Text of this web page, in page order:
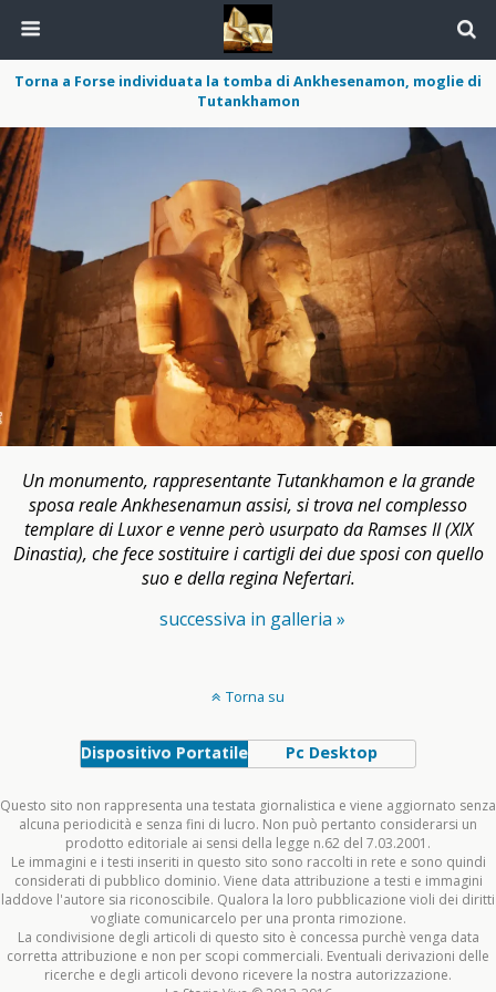
Torna a Forse individuata la tomba di Ankhesenamon, moglie di
Tutankhamon
Un monumento, rappresentante Tutankhamon e la grande
sposa reale Ankhesenamun assisi, si trova nel complesso
templare di Luxor e venne però usurpato da Ramses II (XIX
Dinastia), che fece sostituire i cartigli dei due sposi con quello
suo e della regina Nefertari.
successiva in galleria »
Torna su
Dispositivo Portatile Pc Desktop
Questo sito non rappresenta una testata giornalistica e viene aggiornato senza
alcuna periodicità e senza fini di lucro. Non può pertanto considerarsi un
prodotto editoriale ai sensi della legge n.62 del 7.03.2001.
Le immagini e i testi inseriti in questo sito sono raccolti in rete e sono quindi
considerati di pubblico dominio. Viene data attribuzione a testi e immagini
laddove l'autore sia riconoscibile. Qualora la loro pubblicazione violi dei diritti
vogliate comunicarcelo per una pronta rimozione.
La condivisione degli articoli di questo sito è concessa purchè venga data
corretta attribuzione e non per scopi commerciali. Eventuali derivazioni delle
ricerche e degli articoli devono ricevere la nostra autorizzazione.